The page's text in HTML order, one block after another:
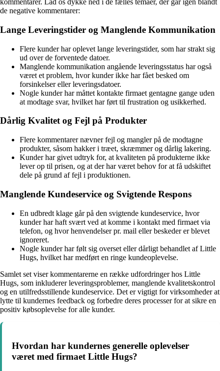
kommentarer. Lad os dykke ned i de fælles temaer, der går igen blandt
de negative kommentarer:
Lange Leveringstider og Manglende Kommunikation
Flere kunder har oplevet lange leveringstider, som har strakt sig
ud over de forventede datoer.
Manglende kommunikation angående leveringsstatus har også
været et problem, hvor kunder ikke har fået besked om
forsinkelser eller leveringsdatoer.
Nogle kunder har måttet kontakte firmaet gentagne gange uden
at modtage svar, hvilket har ført til frustration og usikkerhed.
Dårlig Kvalitet og Fejl på Produkter
Flere kommentarer nævner fejl og mangler på de modtagne
produkter, såsom hakker i træet, skræmmer og dårlig lakering.
Kunder har givet udtryk for, at kvaliteten på produkterne ikke
lever op til prisen, og at der har været behov for at få udskiftet
dele på grund af fejl i produktionen.
Manglende Kundeservice og Svigtende Respons
En udbredt klage går på den svigtende kundeservice, hvor
kunder har haft svært ved at komme i kontakt med firmaet via
telefon, og hvor henvendelser pr. mail eller beskeder er blevet
ignoreret.
Nogle kunder har følt sig overset eller dårligt behandlet af Little
Hugs, hvilket har medført en ringe kundeoplevelse.
Samlet set viser kommentarerne en række udfordringer hos Little
Hugs, som inkluderer leveringsproblemer, manglende kvalitetskontrol
og en utilfredsstillende kundeservice. Det er vigtigt for virksomheder at
lytte til kundernes feedback og forbedre deres processer for at sikre en
positiv købsoplevelse for alle kunder.
Hvordan har kundernes generelle oplevelser
været med firmaet Little Hugs?